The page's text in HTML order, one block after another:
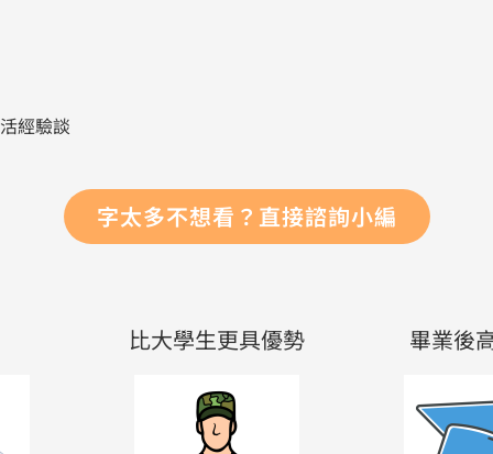
經驗談
字太多不想看？直接諮詢小編
比大學生更具優勢 畢業後